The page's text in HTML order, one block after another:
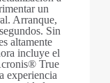
un
Arranque,
Sin
altamente
incluye el
True
experiencia